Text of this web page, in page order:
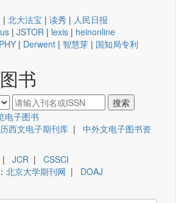
| 北大法宝 | 读秀 | 人民日报
| JSTOR | lexis | heinonline
| Derwent | 智慧芽 | 国知局专利
书
电子图书
西文电子期刊库 | 中外文电子图书资
| JCR | CSSCI
北京大学期刊网 | DOAJ